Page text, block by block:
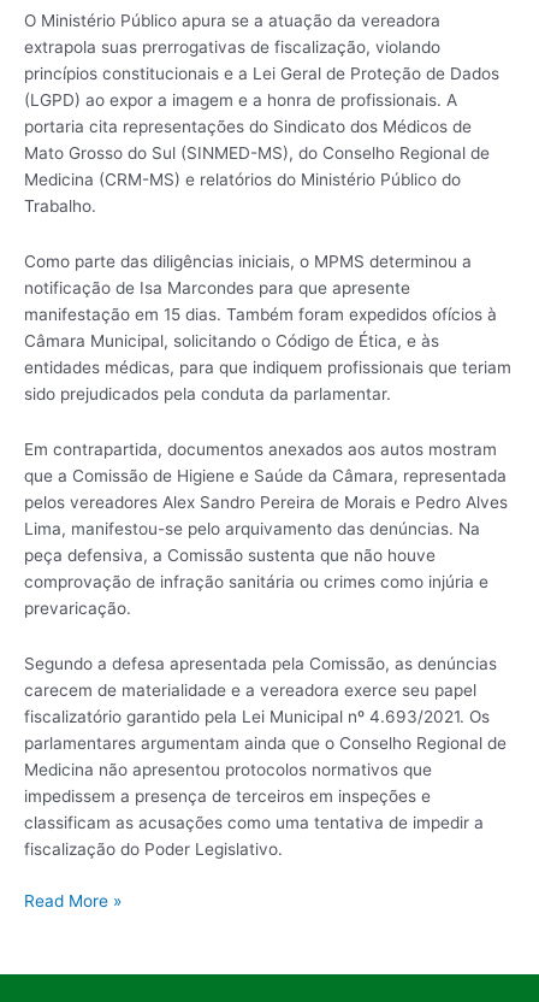
O Ministério Público apura se a atuação da vereadora
extrapola suas prerrogativas de fiscalização, violando
princípios constitucionais e a Lei Geral de Proteção de Dados
(LGPD) ao expor a imagem e a honra de profissionais. A
portaria cita representações do Sindicato dos Médicos de
Mato Grosso do Sul (SINMED-MS), do Conselho Regional de
Medicina (CRM-MS) e relatórios do Ministério Público do
Trabalho.
Como parte das diligências iniciais, o MPMS determinou a
notificação de Isa Marcondes para que apresente
manifestação em 15 dias. Também foram expedidos ofícios à
Câmara Municipal, solicitando o Código de Ética, e às
entidades médicas, para que indiquem profissionais que teriam
sido prejudicados pela conduta da parlamentar.
Em contrapartida, documentos anexados aos autos mostram
que a Comissão de Higiene e Saúde da Câmara, representada
pelos vereadores Alex Sandro Pereira de Morais e Pedro Alves
Lima, manifestou-se pelo arquivamento das denúncias. Na
peça defensiva, a Comissão sustenta que não houve
comprovação de infração sanitária ou crimes como injúria e
prevaricação.
Segundo a defesa apresentada pela Comissão, as denúncias
carecem de materialidade e a vereadora exerce seu papel
fiscalizatório garantido pela Lei Municipal nº 4.693/2021. Os
parlamentares argumentam ainda que o Conselho Regional de
Medicina não apresentou protocolos normativos que
impedissem a presença de terceiros em inspeções e
classificam as acusações como uma tentativa de impedir a
fiscalização do Poder Legislativo.
Read More »